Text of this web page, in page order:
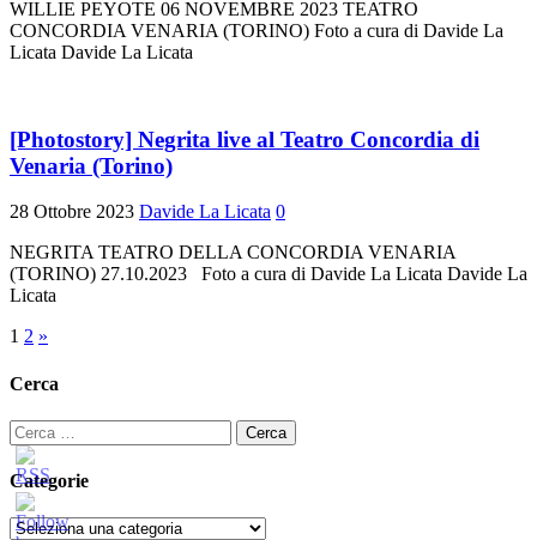
WILLIE PEYOTE 06 NOVEMBRE 2023 TEATRO
CONCORDIA VENARIA (TORINO) Foto a cura di Davide La
Licata Davide La Licata
[Photostory] Negrita live al Teatro Concordia di
Venaria (Torino)
28 Ottobre 2023 Davide La Licata 0
NEGRITA TEATRO DELLA CONCORDIA VENARIA
(TORINO) 27.10.2023 Foto a cura di Davide La Licata Davide La
Licata
Paginazione
degli
1 2 »
Cerca
Ricerca
per:
Categorie
Categorie